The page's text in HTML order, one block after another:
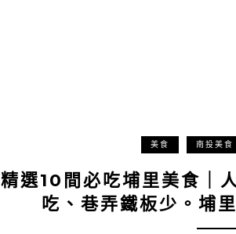
美食 南投美食
精選10間必吃埔里美食｜
吃、巷弄鐵板少。埔